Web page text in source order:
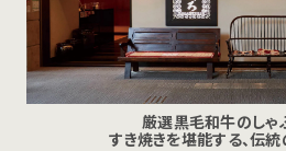
厳選黒毛和牛のしゃ
すき焼きを堪能する、伝